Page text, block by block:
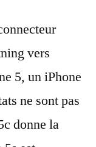
vers
5, un iPhone
ne sont pas
donne la